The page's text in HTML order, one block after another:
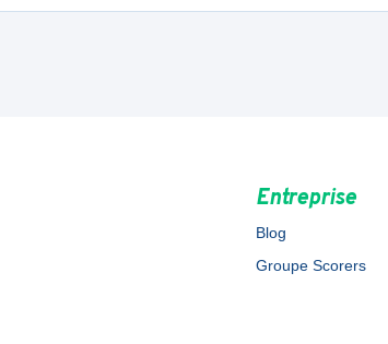
Entreprise
Blog
Groupe Scorers